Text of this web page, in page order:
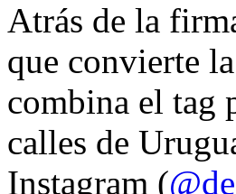
Atrás de la
que convierte
combina el tag
calles de
Instagram (